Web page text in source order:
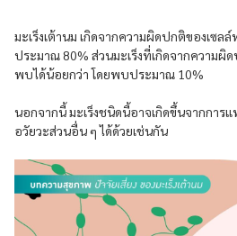
มะเร็งเต้านม เกิดจากความผิดปกติของเซ
ประมาณ 80% ส่วนมะเร็งที่เกิดจากความผิ
พบได้น้อยกว่า โดยพบประมาณ 10%
นอกจากนี้ มะเร็งชนิดนี้อาจเกิดขึ้นจากการแ
อวัยวะส่วนอื่น ๆ ได้ด้วยเช่นกัน